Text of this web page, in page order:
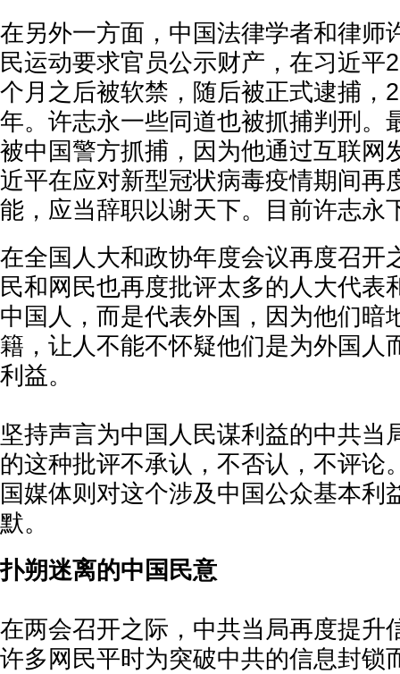
在另外一方面，中国法律学者和律师
民运动要求官员公示财产，在习近平
个月之后被软禁，随后被正式逮捕，
年。许志永一些同道也被抓捕判刑。
被中国警方抓捕，因为他通过互联网
近平在应对新型冠状病毒疫情期间再
能，应当辞职以谢天下。目前许志永
在全国人大和政协年度会议再度召开
民和网民也再度批评太多的人大代表
中国人，而是代表外国，因为他们暗
籍，让人不能不怀疑他们是为外国人
利益。
坚持声言为中国人民谋利益的中共当
的这种批评不承认，不否认，不评论
国媒体则对这个涉及中国公众基本利
默。
扑朔迷离的中国民意
在两会召开之际，中共当局再度提升
许多网民平时为突破中共的信息封锁